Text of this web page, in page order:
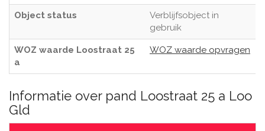
Object status
Verblijfsobject in
gebruik
WOZ waarde Loostraat 25
a
WOZ waarde opvragen
Informatie over pand Loostraat 25 a Loo
Gld